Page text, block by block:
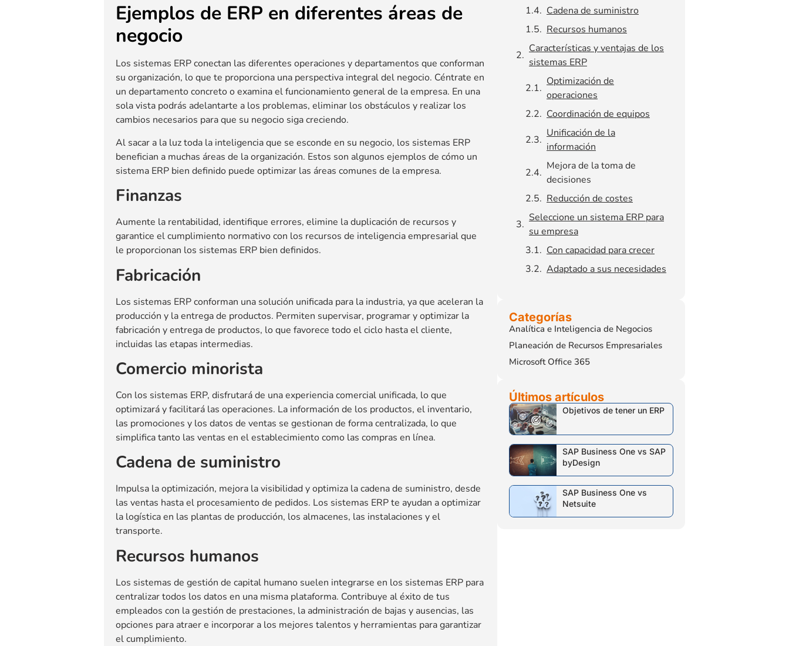
Ejemplos de ERP en diferentes áreas de
negocio
Los sistemas ERP conectan las diferentes operaciones y departamentos que conforman
su organización, lo que te proporciona una perspectiva integral del negocio. Céntrate en
un departamento concreto o examina el funcionamiento general de la empresa. En una
sola vista podrás adelantarte a los problemas, eliminar los obstáculos y realizar los
cambios necesarios para que su negocio siga creciendo.
Al sacar a la luz toda la inteligencia que se esconde en su negocio, los sistemas ERP
benefician a muchas áreas de la organización. Estos son algunos ejemplos de cómo un
sistema ERP bien definido puede optimizar las áreas comunes de la empresa.
Finanzas
Aumente la rentabilidad, identifique errores, elimine la duplicación de recursos y
garantice el cumplimiento normativo con los recursos de inteligencia empresarial que
le proporcionan los sistemas ERP bien definidos.
Fabricación
Los sistemas ERP conforman una solución unificada para la industria, ya que aceleran la
producción y la entrega de productos. Permiten supervisar, programar y optimizar la
fabricación y entrega de productos, lo que favorece todo el ciclo hasta el cliente,
incluidas las etapas intermedias.
Comercio minorista
Con los sistemas ERP, disfrutará de una experiencia comercial unificada, lo que
optimizará y facilitará las operaciones. La información de los productos, el inventario,
las promociones y los datos de ventas se gestionan de forma centralizada, lo que
simplifica tanto las ventas en el establecimiento como las compras en línea.
Cadena de suministro
Impulsa la optimización, mejora la visibilidad y optimiza la cadena de suministro, desde
las ventas hasta el procesamiento de pedidos. Los sistemas ERP te ayudan a optimizar
la logística en las plantas de producción, los almacenes, las instalaciones y el
transporte.
Recursos humanos
Los sistemas de gestión de capital humano suelen integrarse en los sistemas ERP para
centralizar todos los datos en una misma plataforma. Contribuye al éxito de tus
empleados con la gestión de prestaciones, la administración de bajas y ausencias, las
opciones para atraer e incorporar a los mejores talentos y herramientas para garantizar
el cumplimiento.
Cadena de suministro
Recursos humanos
Características y ventajas de los
sistemas ERP
Optimización de
operaciones
Coordinación de equipos
Unificación de la
información
Mejora de la toma de
decisiones
Reducción de costes
Seleccione un sistema ERP para
su empresa
Con capacidad para crecer
Adaptado a sus necesidades
Categorías
Analítica e Inteligencia de Negocios
Planeación de Recursos Empresariales
Microsoft Office 365
Últimos artículos
Objetivos de tener un ERP
SAP Business One vs SAP
byDesign
SAP Business One vs
Netsuite